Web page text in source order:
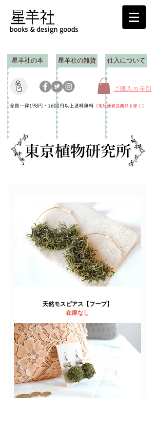
books & design goods
星羊社の本 星羊社の雑貨 仕入について
ご購入の手引
全国一律198円・1600円以上送料無料 （宅配便発送商品を除く ）
天然モスピアス【フープ】
在庫なし